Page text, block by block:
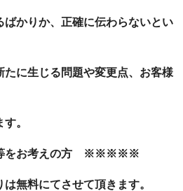
かりか、正確に伝わらないとい
に生じる問題や変更点、お客様
。
等をお考えの方 ※※※※※
無料にてさせて頂きます。